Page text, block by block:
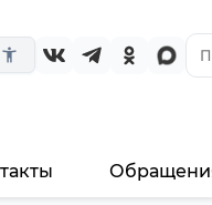
accessibility_new